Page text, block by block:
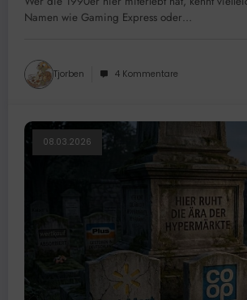
Namen wie Gaming Express oder…
Tjorben 4 Kommentare
08.03.2026